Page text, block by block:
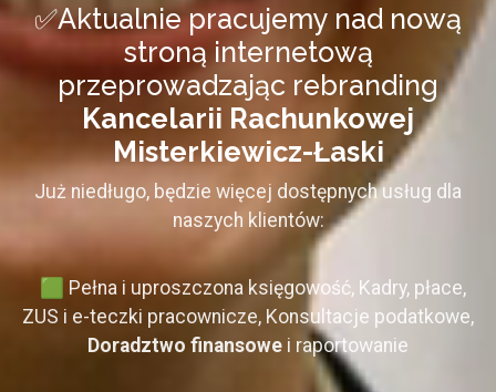
✅Aktualnie pracujemy nad nową
stroną internetową
przeprowadzając rebranding
Kancelarii Rachunkowej
Misterkiewicz-Łaski
Już niedługo, będzie więcej dostępnych usług dla
naszych klientów:
🟩 Pełna i uproszczona księgowość, Kadry, płace,
ZUS i e-teczki pracownicze, Konsultacje podatkowe,
Doradztwo finansowe i raportowanie